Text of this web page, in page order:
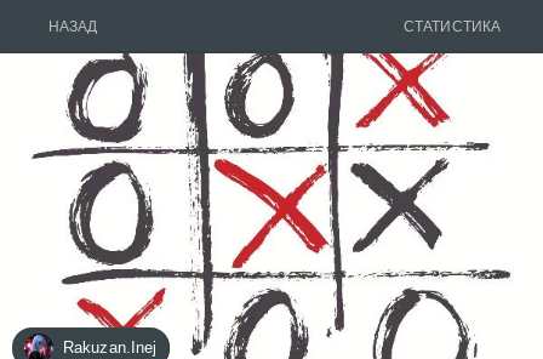
НАЗАД СТАТИСТИКА
Rakuzan.Inej